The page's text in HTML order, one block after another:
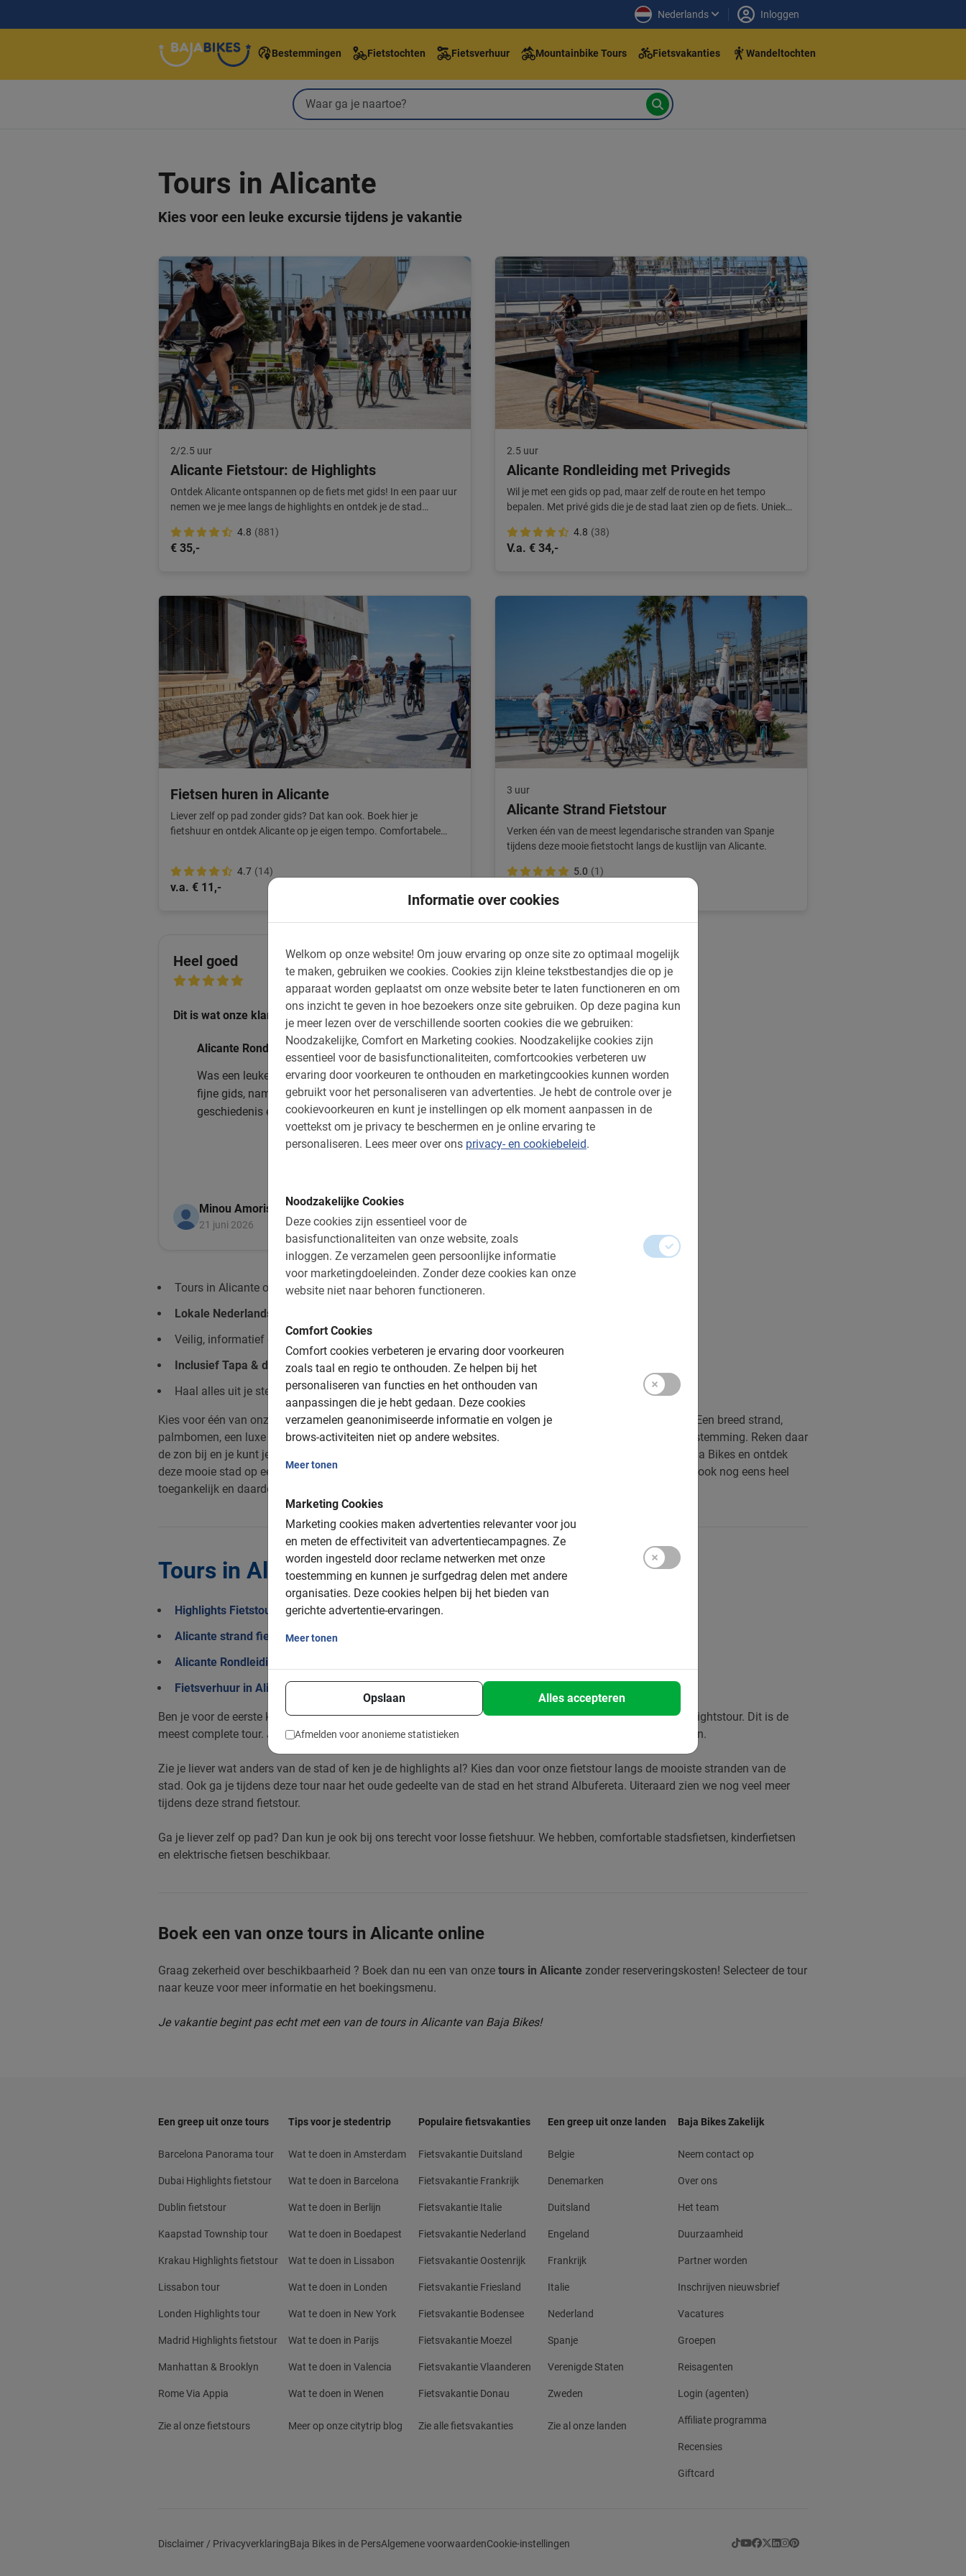
Informatie over cookies
Welkom op onze website! Om jouw ervaring op onze site zo optimaal mogelijk
te maken, gebruiken we cookies. Cookies zijn kleine tekstbestandjes die op je
apparaat worden geplaatst om onze website beter te laten functioneren en om
ons inzicht te geven in hoe bezoekers onze site gebruiken. Op deze pagina kun
je meer lezen over de verschillende soorten cookies die we gebruiken:
Noodzakelijke, Comfort en Marketing cookies. Noodzakelijke cookies zijn
essentieel voor de basisfunctionaliteiten, comfortcookies verbeteren uw
ervaring door voorkeuren te onthouden en marketingcookies kunnen worden
gebruikt voor het personaliseren van advertenties. Je hebt de controle over je
cookievoorkeuren en kunt je instellingen op elk moment aanpassen in de
voettekst om je privacy te beschermen en je online ervaring te
personaliseren. Lees meer over ons privacy- en cookiebeleid.
Noodzakelijke Cookies
Deze cookies zijn essentieel voor de
basisfunctionaliteiten van onze website, zoals
inloggen. Ze verzamelen geen persoonlijke informatie
voor marketingdoeleinden. Zonder deze cookies kan onze
website niet naar behoren functioneren.
Comfort Cookies
Comfort cookies verbeteren je ervaring door voorkeuren
zoals taal en regio te onthouden. Ze helpen bij het
personaliseren van functies en het onthouden van
aanpassingen die je hebt gedaan. Deze cookies
verzamelen geanonimiseerde informatie en volgen je
brows-activiteiten niet op andere websites.
Meer tonen
Marketing Cookies
Marketing cookies maken advertenties relevanter voor jou
en meten de effectiviteit van advertentiecampagnes. Ze
worden ingesteld door reclame netwerken met onze
toestemming en kunnen je surfgedrag delen met andere
organisaties. Deze cookies helpen bij het bieden van
gerichte advertentie-ervaringen.
Meer tonen
Opslaan Alles accepteren
Afmelden voor anonieme statistieken
Nederlands Inloggen
Bestemmingen Fietstochten Fietsverhuur Mountainbike Tours Fietsvakanties Wandeltochten
Tours in Alicante
Kies voor een leuke excursie tijdens je vakantie
2/2.5 uur
Alicante Fietstour: de Highlights
Ontdek Alicante ontspannen op de fiets met gids! In een paar uur
nemen we je mee langs de highlights en ontdek je de stad
4.8 (881)
€ 35,-
2.5 uur
Alicante Rondleiding met Privegids
Wil je met een gids op pad, maar zelf de route en het tempo
bepalen. Met privé gids die je de stad laat zien op de fiets. Unieke
4.8 (38)
V.a. € 34,-
Fietsen huren in Alicante
Liever zelf op pad zonder gids? Dat kan ook. Boek hier je
fietshuur en ontdek Alicante op je eigen tempo. Comfortabele
4.7 (14)
v.a. € 11,-
3 uur
Alicante Strand Fietstour
Verken één van de meest legendarische stranden van Spanje
tijdens deze mooie fietstocht langs de kustlijn van Alicante.
5.0 (1)
Heel goed 5.0
Dit is wat onze klanten leuk vinden
Alicante Rondleiding met Privegids
Was een leuke en afwisselende tocht. Hele
fijne gids, nam rustig de tijd . Leuke
geschiedenis en grappige weetjes.
Minou Amorison
21 juni 2026
Tours in Alicante op de Fiets
Lokale Nederlandse gidsen
Veilig, informatief en vooral leuk
Inclusief Tapa & drankje
Haal alles uit je stedentrip
Kies voor één van onze tours in Alicante. Ideaal voor tijdens je stedentrip of vakantie aan de Costa Blanca. Een breed strand,
palmbomen, een luxe haven, een fijne boulevard en tal van bezienswaardigheden maken het tot een top bestemming. Reken daar
de zon bij en je kunt je voorstellen dat het heel fijn is om hier doorheen te fietsen. Boek een fietstour met Baja Bikes en ontdek
deze mooie stad op een hele leuke manier. Onze tours in Alicante zijn veilig, leuk en informatief. Bovendien ook nog eens heel
toegankelijk en daardoor geschikt voor iedereen.
Tours in Alicante met gids
Highlights Fietstour Alicante
Alicante strand fietstour
Alicante Rondleiding met Privégids
Fietsverhuur in Alicante
Ben je voor de eerste keer inde stad van de zonof wil je graag zoveel mogelijk zien? Kies dan voor de highlightstour. Dit is de
meest complete tour. Je ziet tijdens de tour de beste plekjes, parken, pleinen, stranden en verborgen plaatsen.
Zie je liever wat anders van de stad of ken je de highlights al? Kies dan voor onze fietstour langs de mooiste stranden van de
stad. Ook ga je tijdens deze tour naar het oude gedeelte van de stad en het strand Albufereta. Uiteraard zien we nog veel meer
tijdens deze strand fietstour.
Ga je liever zelf op pad? Dan kun je ook bij ons terecht voor losse fietshuur. We hebben, comfortable stadsfietsen, kinderfietsen
en elektrische fietsen beschikbaar.
Boek een van onze tours in Alicante online
Graag zekerheid over beschikbaarheid ? Boek dan nu een van onze tours in Alicante zonder reserveringskosten! Selecteer de tour
naar keuze voor meer informatie en het boekingsmenu.
Je vakantie begint pas echt met een van de tours in Alicante van Baja Bikes!
Een greep uit onze tours
Barcelona Panorama tour
Dubai Highlights fietstour
Dublin fietstour
Kaapstad Township tour
Krakau Highlights fietstour
Lissabon tour
Londen Highlights tour
Madrid Highlights fietstour
Manhattan & Brooklyn
Rome Via Appia
Zie al onze fietstours
Tips voor je stedentrip
Wat te doen in Amsterdam
Wat te doen in Barcelona
Wat te doen in Berlijn
Wat te doen in Boedapest
Wat te doen in Lissabon
Wat te doen in Londen
Wat te doen in New York
Wat te doen in Parijs
Wat te doen in Valencia
Wat te doen in Wenen
Meer op onze citytrip blog
Populaire fietsvakanties
Fietsvakantie Duitsland
Fietsvakantie Frankrijk
Fietsvakantie Italie
Fietsvakantie Nederland
Fietsvakantie Oostenrijk
Fietsvakantie Friesland
Fietsvakantie Bodensee
Fietsvakantie Moezel
Fietsvakantie Vlaanderen
Fietsvakantie Donau
Zie alle fietsvakanties
Een greep uit onze landen
Belgie
Denemarken
Duitsland
Engeland
Frankrijk
Italie
Nederland
Spanje
Verenigde Staten
Zweden
Zie al onze landen
Baja Bikes Zakelijk
Neem contact op
Over ons
Het team
Duurzaamheid
Partner worden
Inschrijven nieuwsbrief
Vacatures
Groepen
Reisagenten
Login (agenten)
Affiliate programma
Recensies
Giftcard
Disclaimer / PrivacyverklaringBaja Bikes in de PersAlgemene voorwaardenCookie-instellingen